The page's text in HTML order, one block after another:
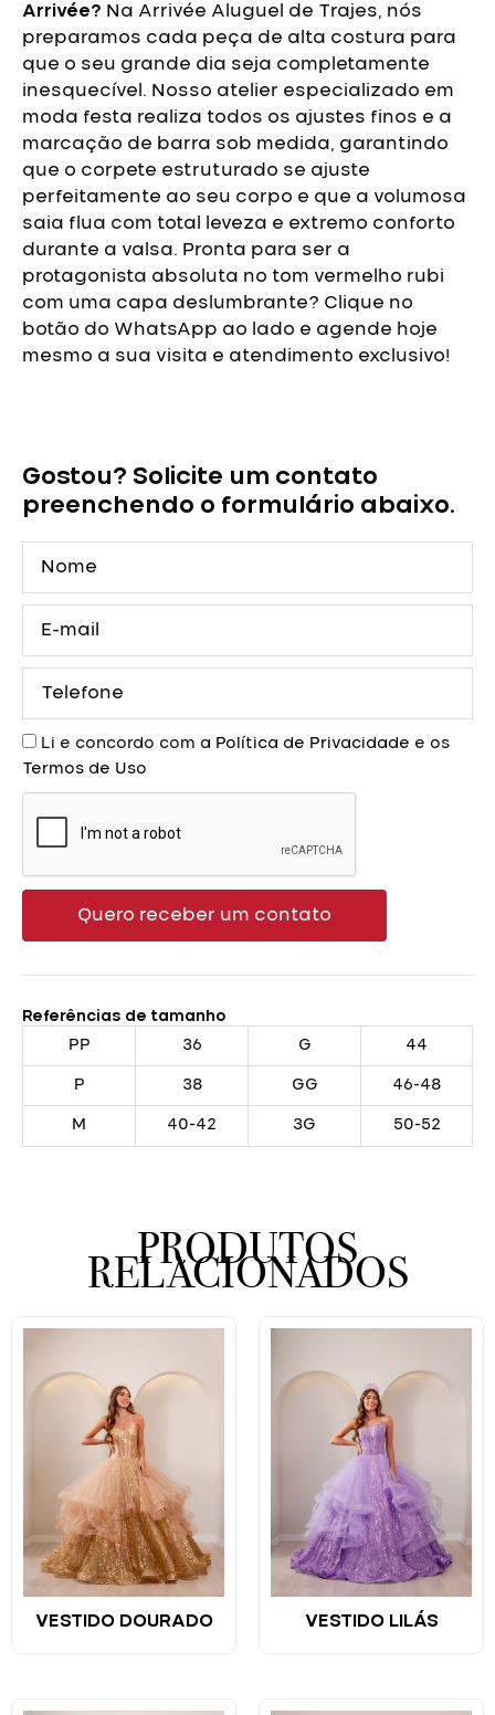
Arrivée? Na Arrivée Aluguel de Trajes, nós
preparamos cada peça de alta costura para
que o seu grande dia seja completamente
inesquecível. Nosso atelier especializado em
moda festa realiza todos os ajustes finos e a
marcação de barra sob medida, garantindo
que o corpete estruturado se ajuste
perfeitamente ao seu corpo e que a volumosa
saia flua com total leveza e extremo conforto
durante a valsa. Pronta para ser a
protagonista absoluta no tom vermelho rubi
com uma capa deslumbrante? Clique no
botão do WhatsApp ao lado e agende hoje
mesmo a sua visita e atendimento exclusivo!
Vermelho
Rubi
com
Capa
quantidade
Gostou? Solicite um contato
preenchendo o formulário abaixo.
mail
AceiteLi e concordo com a Política de Privacidade e os
Termos de Uso
Quero receber um contato
Referências de tamanho
PP
36 G 44
P 38 GG 46-48
M 40-42 3G 50-52
PRODUTOS
RELACIONADOS
VESTIDO DOURADO VESTIDO LILÁS